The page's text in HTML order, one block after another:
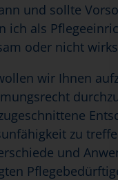
und sollte
ich als
oder nicht
wir Ihnen
zu
und